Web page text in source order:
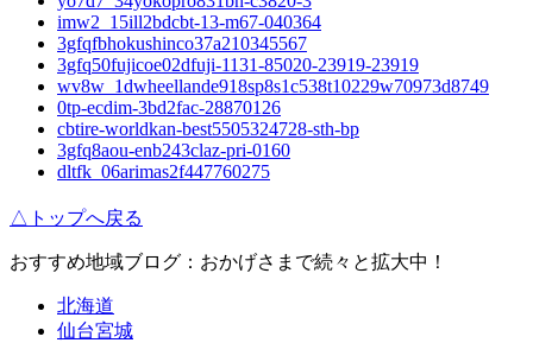
imw2_15ill2bdcbt-13-m67-040364
3gfqfbhokushinco37a210345567
3gfq50fujicoe02dfuji-1131-85020-23919-23919
wv8w_1dwheellande918sp8s1c538t10229w70973d8749
0tp-ecdim-3bd2fac-28870126
cbtire-worldkan-best5505324728-sth-bp
3gfq8aou-enb243claz-pri-0160
dltfk_06arimas2f447760275
△トップへ戻る
おすすめ地域ブログ：おかげさまで続々と拡大中！
北海道
仙台宮城